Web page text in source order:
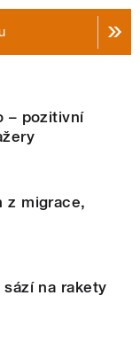
– pozitivní
z migrace,
na rakety